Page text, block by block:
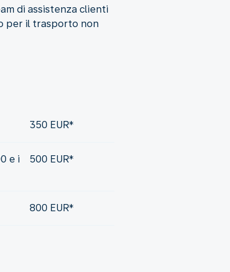
di assistenza clienti
per il trasporto non
350 EUR*
e i
500 EUR*
800 EUR*